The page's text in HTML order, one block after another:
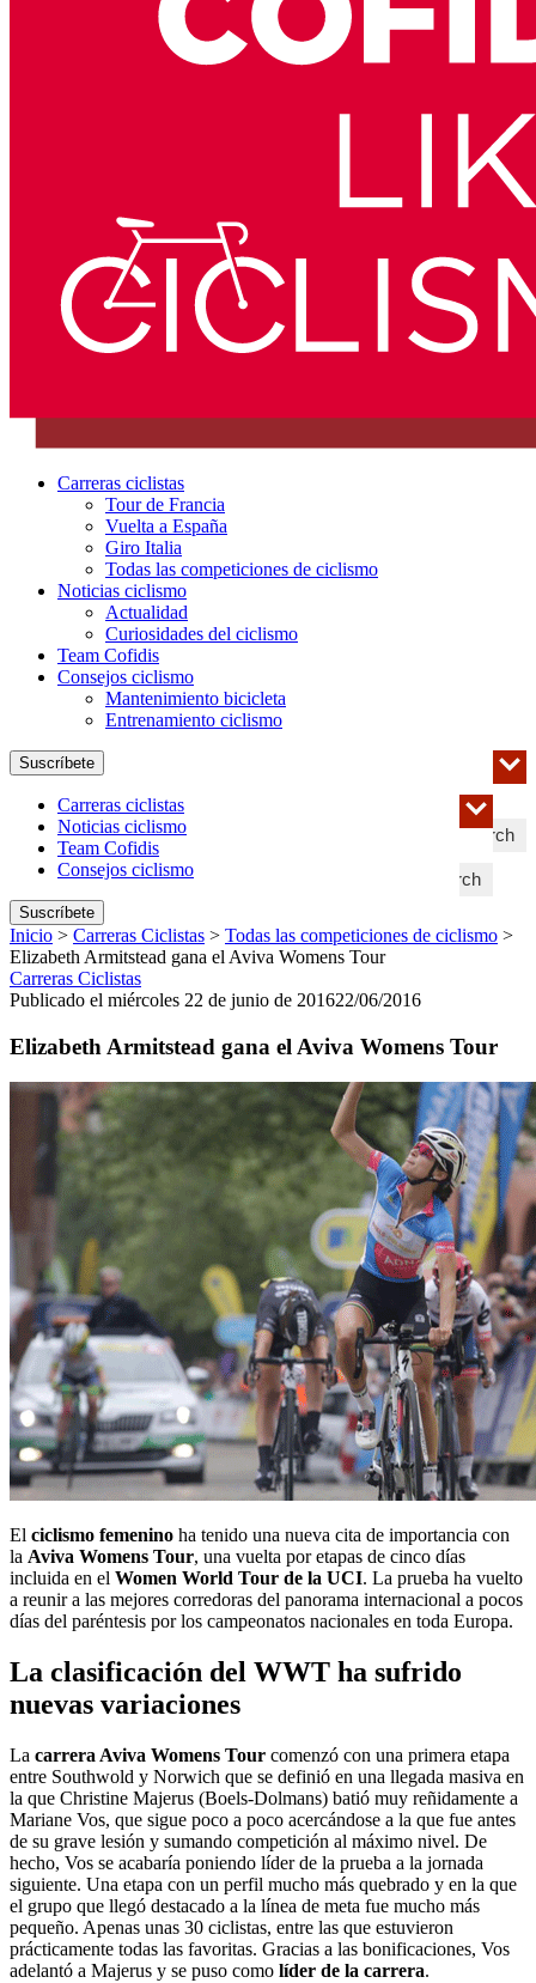
Carreras ciclistas
Tour de Francia
Vuelta a España
Giro Italia
Todas las competiciones de ciclismo
Noticias ciclismo
Actualidad
Curiosidades del ciclismo
Team Cofidis
Consejos ciclismo
Mantenimiento bicicleta
Entrenamiento ciclismo
Search
Suscríbete
Search
Carreras ciclistas
Noticias ciclismo
Team Cofidis
Consejos ciclismo
Suscríbete
Inicio > Carreras Ciclistas > Todas las competiciones de ciclismo >
Elizabeth Armitstead gana el Aviva Womens Tour
Carreras Ciclistas
Publicado el miércoles 22 de junio de 201622/06/2016
Elizabeth Armitstead gana el Aviva Womens Tour
El ciclismo femenino ha tenido una nueva cita de importancia con
la Aviva Womens Tour, una vuelta por etapas de cinco días
incluida en el Women World Tour de la UCI. La prueba ha vuelto
a reunir a las mejores corredoras del panorama internacional a pocos
días del paréntesis por los campeonatos nacionales en toda Europa.
La clasificación del WWT ha sufrido
nuevas variaciones
La carrera Aviva Womens Tour comenzó con una primera etapa
entre Southwold y Norwich que se definió en una llegada masiva en
la que Christine Majerus (Boels-Dolmans) batió muy reñidamente a
Mariane Vos, que sigue poco a poco acercándose a la que fue antes
de su grave lesión y sumando competición al máximo nivel. De
hecho, Vos se acabaría poniendo líder de la prueba a la jornada
siguiente. Una etapa con un perfil mucho más quebrado y en la que
el grupo que llegó destacado a la línea de meta fue mucho más
pequeño. Apenas unas 30 ciclistas, entre las que estuvieron
prácticamente todas las favoritas. Gracias a las bonificaciones, Vos
adelantó a Majerus y se puso como líder de la carrera.